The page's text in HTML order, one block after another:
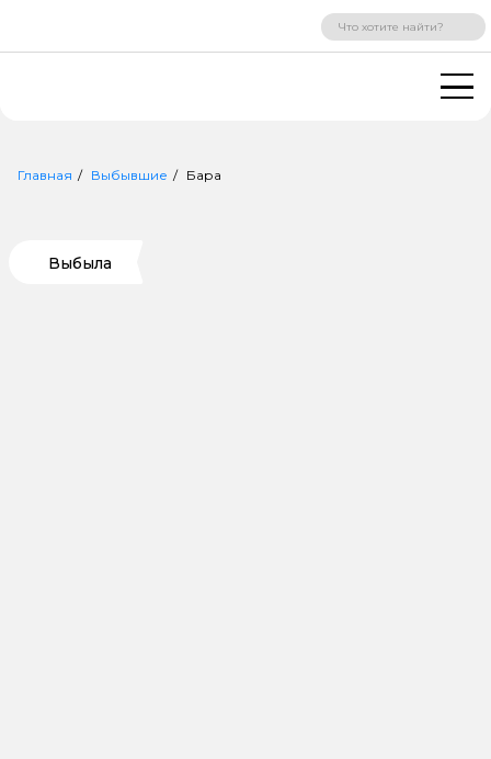
ВХОД РЕГИСТРАЦИЯ
Главная Выбывшие Бара
Выбыла